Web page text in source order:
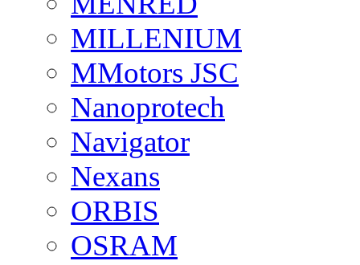
MILLENIUM
MMotors JSC
Nanoprotech
Navigator
Nexans
ORBIS
OSRAM